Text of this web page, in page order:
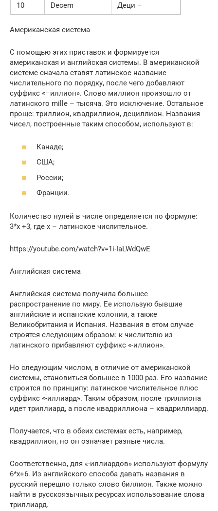
10
Decem Деци –
Американская система
С помощью этих приставок и формируется
американская и английская системы. В американской
системе сначала ставят латинское название
числительного по порядку, после чего добавляют
суффикс «–иллион». Слово миллион произошло от
латинского mille – тысяча. Это исключение. Остальное
проще: триллион, квадриллион, дециллион. Названия
чисел, построенные таким способом, используют в:
Канаде;
США;
России;
Франции.
Количество нулей в числе определяется по формуле:
3*х +3, где х – латинское числительное.
https://youtube.com/watch?v=1i-IaLWdQwE
Английская система
Английская система получила большее
распространение по миру. Ее использую бывшие
английские и испанские колонии, а также
Великобритания и Испания. Названия в этом случае
строятся следующим образом: к числителю из
латинского прибавляют суффикс «-иллион».
Но следующим числом, в отличие от американской
системы, становиться большее в 1000 раз. Его название
строится по принципу: латинское числительное плюс
суффикс «-иллиард». Таким образом, после триллиона
идет триллиард, а после квадриллиона – квадриллиард.
Получается, что в обеих системах есть, например,
квадриллион, но он означает разные числа.
Соответственно, для «-иллиардов» используют формулу
6*х+6. Из английского способа давать названия в
русский перешло только слово биллион. Также можно
найти в русскоязычных ресурсах использование слова
триллиард.